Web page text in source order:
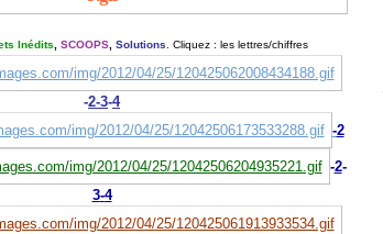
Inédits, SCOOPS, Solutions. Cliquez : les lettres/chiffres
-2-3-4
-2
-2-
3-4